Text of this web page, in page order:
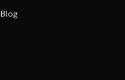
Blog